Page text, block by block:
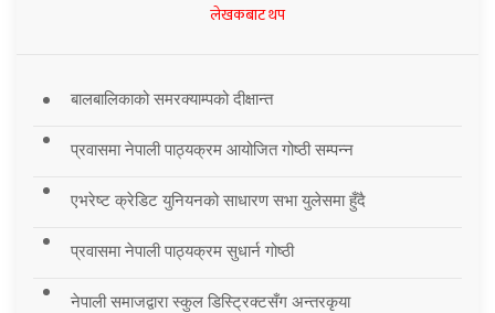
लेखकबाट थप
बालबालिकाको समरक्याम्पको दीक्षान्त
प्रवासमा नेपाली पाठ्यक्रम आयोजित गोष्ठी सम्पन्न
एभरेष्ट क्रेडिट युनियनको साधारण सभा युलेसमा हुँदै
प्रवासमा नेपाली पाठ्यक्रम सुधार्न गोष्ठी
नेपाली समाजद्वारा स्कुल डिस्ट्रिक्टसँग अन्तरकृया